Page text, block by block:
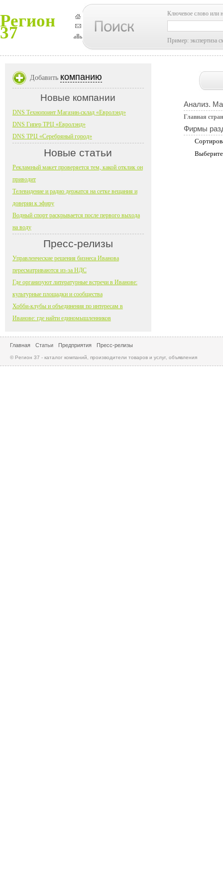
Регион
37
Ключевое слово или
Пример: экспертиза
Анализ.
Главная
Фирмы
Добавить компанию
Новые компании
DNS Технопоинт Магазин-склад «Евролэнд»
DNS Гипер ТРЦ «Евролэнд»
DNS ТРЦ «Серебряный город»
Новые статьи
Рекламный макет проверяется тем, какой отклик он
приводит
Телевидение и радио держатся на сетке вещания и
доверии к эфиру
Водный спорт раскрывается после первого выхода
на воду
Пресс-релизы
Управленческие решения бизнеса Иванова
пересматриваются из-за НДС
Где организуют литературные встречи в Иванове:
культурные площадки и сообщества
Хобби-клубы и объединения по интересам в
Иванове: где найти единомышленников
Главная Статьи Предприятия Пресс-релизы
© Регион 37 - каталог компаний, производители товаров и услуг, объявления